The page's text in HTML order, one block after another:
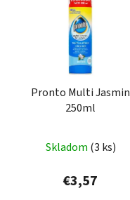
Pronto Multi Jasmin
250ml
Skladom (3 ks)
€3,57